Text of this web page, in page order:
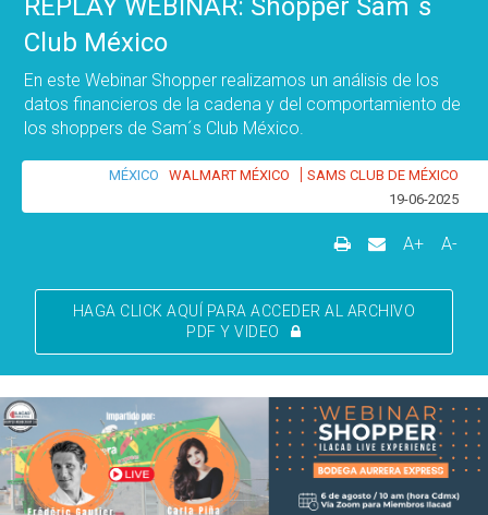
REPLAY WEBINAR: Shopper Sam´s
Club México
En este Webinar Shopper realizamos un análisis de los
datos financieros de la cadena y del comportamiento de
los shoppers de Sam´s Club México.
MÉXICO WALMART MÉXICO | SAMS CLUB DE MÉXICO
19-06-2025
A+ A-
HAGA CLICK AQUÍ PARA ACCEDER AL ARCHIVO
PDF Y VIDEO